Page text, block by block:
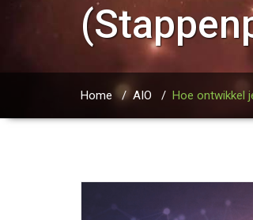
Home /AIO / Hoe ontwikkel